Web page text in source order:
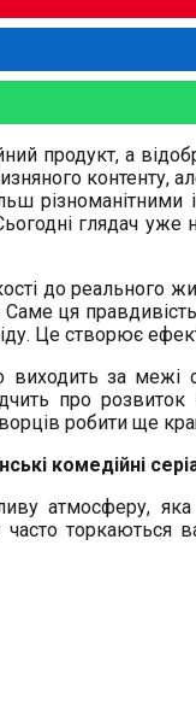
продукт, а
контенту,
глядач уже
до реального
ця
Це створює
за межі
про
робити ще
комедійні
атмосферу,